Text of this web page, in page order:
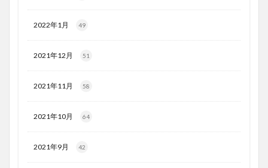
2022年1月 49
2021年12月 51
2021年11月 58
2021年10月 64
2021年9月 42